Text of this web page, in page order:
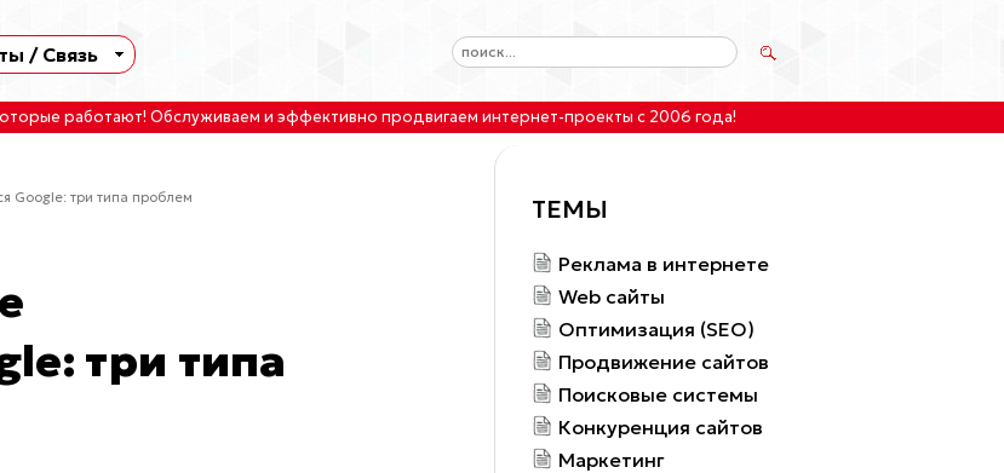
/ Связь
работают! Обслуживаем и эффективно продвигаем интернет-проекты с 2006 года!
Google: три типа проблем
три типа
ТЕМЫ
Реклама в интернете
Web сайты
Оптимизация (SEO)
Продвижение сайтов
Поисковые системы
Конкуренция сайтов
Маркетинг